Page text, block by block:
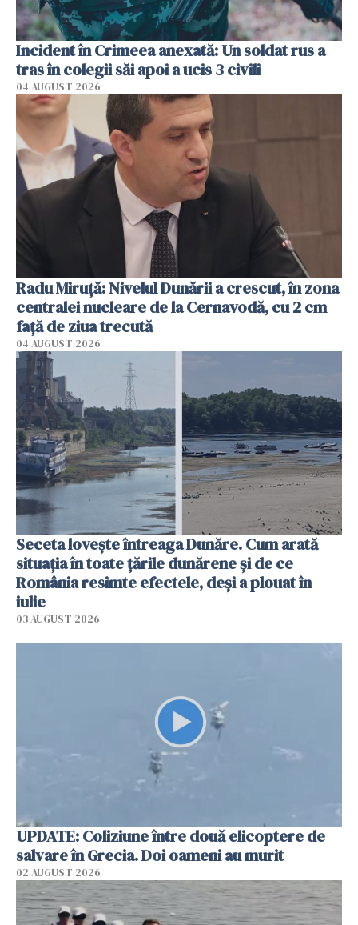
Incident în Crimeea anexată: Un soldat rus a
tras în colegii săi apoi a ucis 3 civili
04 AUGUST 2026
Radu Miruţă: Nivelul Dunării a crescut, în zona
centralei nucleare de la Cernavodă, cu 2 cm
faţă de ziua trecută
04 AUGUST 2026
Seceta lovește întreaga Dunăre. Cum arată
situația în toate țările dunărene și de ce
România resimte efectele, deși a plouat în
iulie
03 AUGUST 2026
UPDATE: Coliziune între două elicoptere de
salvare în Grecia. Doi oameni au murit
02 AUGUST 2026